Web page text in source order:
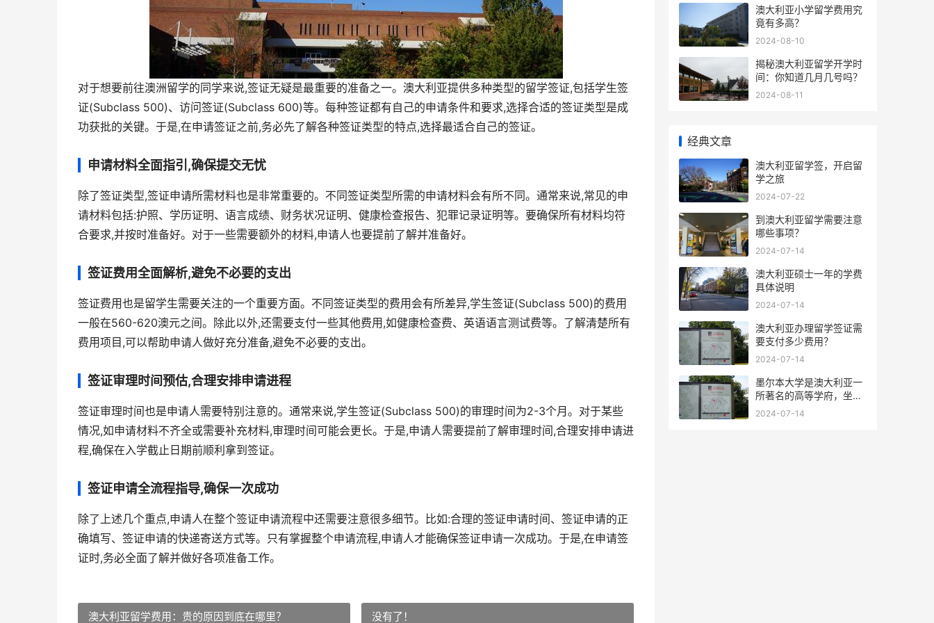
对于想要前往澳洲留学的同学来说,签证无疑是最重要的准备之一。澳大利亚提供多种类型的留学签证,包括学生签
证(Subclass 500)、访问签证(Subclass 600)等。每种签证都有自己的申请条件和要求,选择合适的签证类型是成
功获批的关键。于是,在申请签证之前,务必先了解各种签证类型的特点,选择最适合自己的签证。
申请材料全面指引,确保提交无忧
除了签证类型,签证申请所需材料也是非常重要的。不同签证类型所需的申请材料会有所不同。通常来说,常见的申
请材料包括:护照、学历证明、语言成绩、财务状况证明、健康检查报告、犯罪记录证明等。要确保所有材料均符
合要求,并按时准备好。对于一些需要额外的材料,申请人也要提前了解并准备好。
签证费用全面解析,避免不必要的支出
签证费用也是留学生需要关注的一个重要方面。不同签证类型的费用会有所差异,学生签证(Subclass 500)的费用
一般在560-620澳元之间。除此以外,还需要支付一些其他费用,如健康检查费、英语语言测试费等。了解清楚所有
费用项目,可以帮助申请人做好充分准备,避免不必要的支出。
签证审理时间预估,合理安排申请进程
签证审理时间也是申请人需要特别注意的。通常来说,学生签证(Subclass 500)的审理时间为2-3个月。对于某些
情况,如申请材料不齐全或需要补充材料,审理时间可能会更长。于是,申请人需要提前了解审理时间,合理安排申请进
程,确保在入学截止日期前顺利拿到签证。
签证申请全流程指导,确保一次成功
除了上述几个重点,申请人在整个签证申请流程中还需要注意很多细节。比如:合理的签证申请时间、签证申请的正
确填写、签证申请的快递寄送方式等。只有掌握整个申请流程,申请人才能确保签证申请一次成功。于是,在申请签
证时,务必全面了解并做好各项准备工作。
澳大利亚留学费用：贵的原因到底在哪里？ 没有了！
澳大利亚小学留学费用究
竟有多高？
2024-08-10
揭秘澳大利亚留学开学时
间：你知道几月几号吗？
2024-08-11
经典文章
澳大利亚留学签，开启留
学之旅
2024-07-22
到澳大利亚留学需要注意
哪些事项？
2024-07-14
澳大利亚硕士一年的学费
具体说明
2024-07-14
澳大利亚办理留学签证需
要支付多少费用？
2024-07-14
墨尔本大学是澳大利亚一
所著名的高等学府，坐落
于维多利亚州的墨尔本市
2024-07-14